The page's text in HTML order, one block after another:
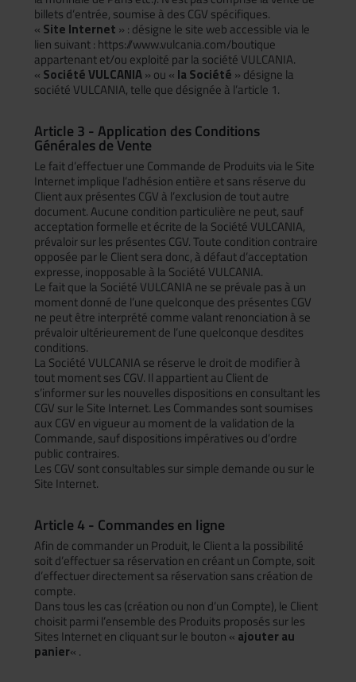
billets d’entrée, soumise à des CGV spécifiques.
« Site Internet » : désigne le site web accessible via le
lien suivant : https://www.vulcania.com/boutique
appartenant et/ou exploité par la société VULCANIA.
« Société VULCANIA» ou « la Société » désigne la
société VULCANIA, telle que désignée à l’article 1.
Article 3 - Application des Conditions
Générales de Vente
Le fait d’effectuer une Commande de Produits via le Site
Internet implique l’adhésion entière et sans réserve du
Client aux présentes CGV à l’exclusion de tout autre
document. Aucune condition particulière ne peut, sauf
acceptation formelle et écrite de la Société VULCANIA,
prévaloir sur les présentes CGV. Toute condition contraire
opposée par le Client sera donc, à défaut d’acceptation
expresse, inopposable à la Société VULCANIA.
Le fait que la Société VULCANIA ne se prévale pas à un
moment donné de l’une quelconque des présentes CGV
ne peut être interprété comme valant renonciation à se
prévaloir ultérieurement de l’une quelconque desdites
conditions.
La Société VULCANIA se réserve le droit de modifier à
tout moment ses CGV. Il appartient au Client de
s’informer sur les nouvelles dispositions en consultant les
CGV sur le Site Internet. Les Commandes sont soumises
aux CGV en vigueur au moment de la validation de la
Commande, sauf dispositions impératives ou d’ordre
public contraires.
Les CGV sont consultables sur simple demande ou sur le
Site Internet.
Article 4 - Commandes en ligne
Afin de commander un Produit, le Client a la possibilité
soit d’effectuer sa réservation en créant un Compte, soit
d’effectuer directement sa réservation sans création de
compte.
Dans tous les cas (création ou non d’un Compte), le Client
choisit parmi l’ensemble des Produits proposés sur les
Sites Internet en cliquant sur le bouton « ajouter au
panier« .